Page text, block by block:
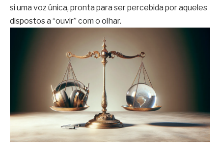
si uma voz única, pronta para ser percebida por aqueles
dispostos a “ouvir” com o olhar.